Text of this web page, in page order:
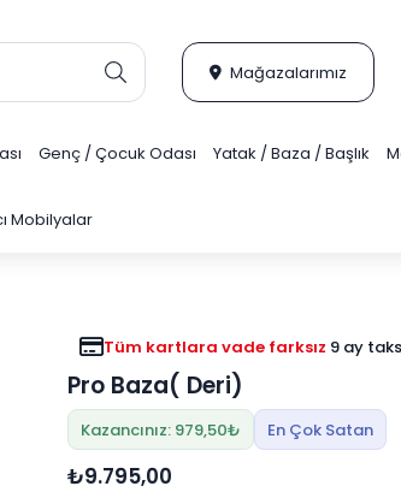
Mağazalarımız
Genç / Çocuk Odası Yatak / Baza / Başlık
Mobilyalar
Tüm kartlara vade farksız 9 ay
Pro Baza( Deri)
Kazancınız: 979,50₺ En Çok Satan
₺9.795,00